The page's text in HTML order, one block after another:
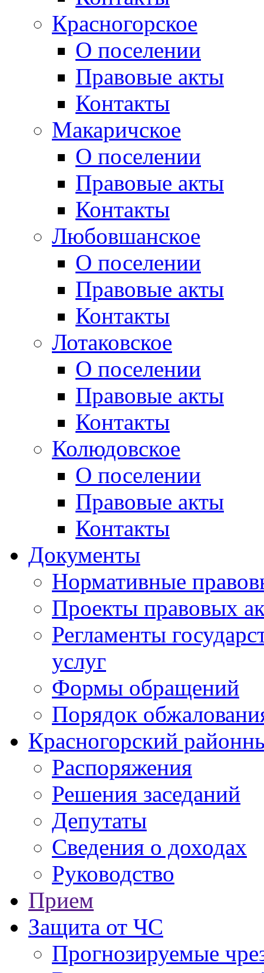
Красногорское
О поселении
Правовые акты
Контакты
Макаричское
О поселении
Правовые акты
Контакты
Любовшанское
О поселении
Правовые акты
Контакты
Лотаковское
О поселении
Правовые акты
Контакты
Колюдовское
О поселении
Правовые акты
Контакты
Документы
Нормативные
Проекты правовых
Регламенты
услуг
Формы обращений
Порядок
Красногорский
Распоряжения
Решения заседаний
Депутаты
Сведения о доходах
Руководство
Прием
Защита от ЧС
Прогнозируемые